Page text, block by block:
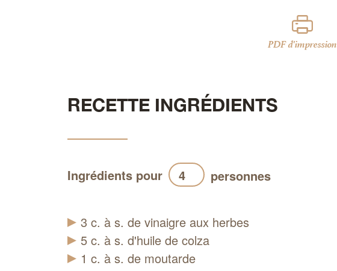
PDF d'impression
RECETTE INGRÉDIENTS
Ingrédients pour personnes
3 c. à s. de vinaigre aux herbes
5 c. à s. d'huile de colza
1 c. à s. de moutarde